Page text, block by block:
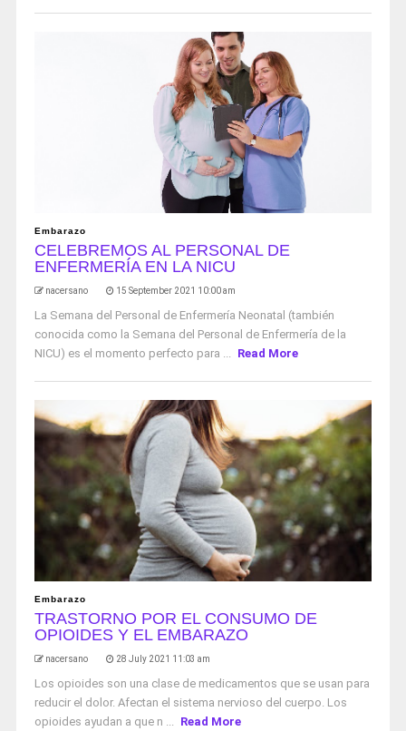
Embarazo
CELEBREMOS AL PERSONAL DE
ENFERMERÍA EN LA NICU
nacersano 15 September 2021 10:00 am
La Semana del Personal de Enfermería Neonatal (también
conocida como la Semana del Personal de Enfermería de la
NICU) es el momento perfecto para ... Read More
Embarazo
TRASTORNO POR EL CONSUMO DE
OPIOIDES Y EL EMBARAZO
nacersano 28 July 2021 11:03 am
Los opioides son una clase de medicamentos que se usan para
reducir el dolor. Afectan el sistema nervioso del cuerpo. Los
opioides ayudan a que n ... Read More